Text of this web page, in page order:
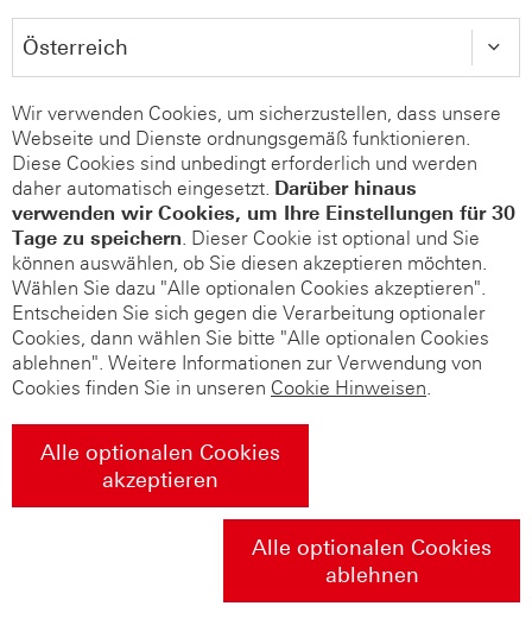
Wir verwenden Cookies, um sicherzustellen, dass unsere
Webseite und Dienste ordnungsgemäß funktionieren.
Diese Cookies sind unbedingt erforderlich und werden
daher automatisch eingesetzt. Darüber hinaus
verwenden wir Cookies, um Ihre Einstellungen für 30
Tage zu speichern. Dieser Cookie ist optional und Sie
können auswählen, ob Sie diesen akzeptieren möchten.
Wählen Sie dazu "Alle optionalen Cookies akzeptieren".
Entscheiden Sie sich gegen die Verarbeitung optionaler
Cookies, dann wählen Sie bitte "Alle optionalen Cookies
ablehnen". Weitere Informationen zur Verwendung von
Cookies finden Sie in unseren Cookie Hinweisen.
Alle optionalen Cookies
akzeptieren
Alle optionalen Cookies
ablehnen